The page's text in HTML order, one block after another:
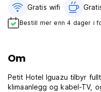
Gratis wifi‎
Bestill mer enn 4 dager i
Om
Petit Hotel Iguazu tilbyr
klimaanlegg og kabel-TV,